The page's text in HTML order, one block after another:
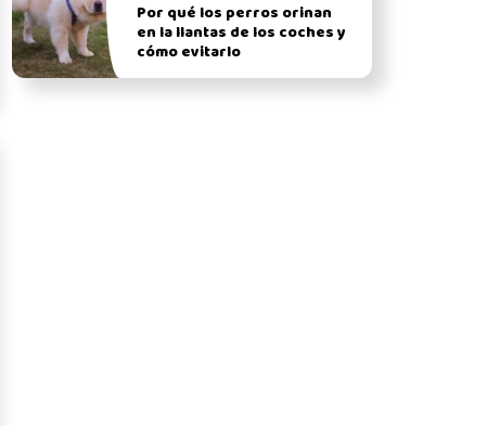
Por qué los perros orinan
en la llantas de los coches y
cómo evitarlo